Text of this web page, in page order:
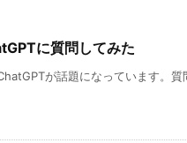
に質問してみた
が話題になっています。質